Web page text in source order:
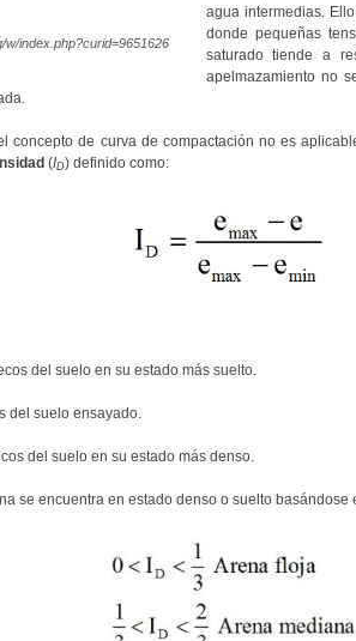
index.php?curid=9651626
agua intermedias.
donde pequeñas
saturado tiende a
apelmazamiento no
concepto de curva de compactación no es
(ID) definido como:
del suelo en su estado más suelto.
del suelo ensayado.
del suelo en su estado más denso.
se encuentra en estado denso o suelto basándose